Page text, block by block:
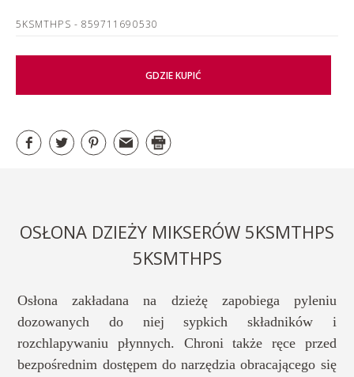
5KSMTHPS - 859711690530
GDZIE KUPIĆ
OSŁONA DZIEŻY MIKSERÓW 5KSMTHPS
5KSMTHPS
Osłona zakładana na dzieżę zapobiega pyleniu
dozowanych do niej sypkich składników i
rozchlapywaniu płynnych. Chroni także ręce przed
bezpośrednim dostępem do narzędzia obracającego się